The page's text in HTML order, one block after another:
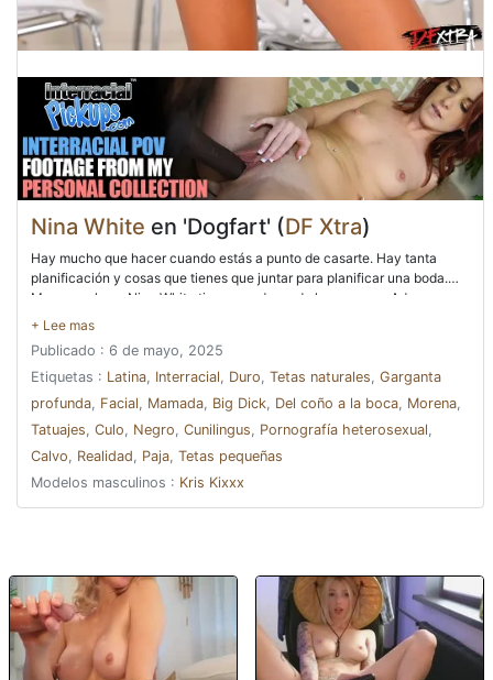
Nina White en 'Dogfart' (DF Xtra)
Hay mucho que hacer cuando estás a punto de casarte. Hay tanta
planificación y cosas que tienes que juntar para planificar una boda.
Menos mal que Nina White tiene una dama de honor como Aderas, que
literalmente está asumiendo el papel de una organizadora de bodas y
semana y las dos damas están en la cocina mirando vestidos de novia
y suministros de boda cuando el prometido y el novio de Nina, Kris
Kixxx, regresan del trabajo y se unen a ellos. Con el culo de Nina
luciendo tan atractivo, usa su pase de uso libre y le levanta la falda y
comienza a follarla en el acto mientras las damas conversan. Al
principio, Aderas está bastante sorprendida, pero una vez que explican
que Kris tenía libre uso de su coño donde y cuando quisiera los jueves,
planificación cuando la boca de Nina está llena de su polla. Aderas
está, por supuesto, fascinada con todo este asunto del uso gratuito y,
obviamente, en un mundo ocupado de multitarea, puede ver cómo es
una herramienta de matrimonio bastante útil. Cuando se dan cuenta de
que la boda también caerá en jueves, ella puede imaginar que esta será
una boda memorable.
Publicado : 6 de mayo, 2025
Etiquetas : Latina, Interracial, Duro, Tetas naturales, Garganta
profunda, Facial, Mamada, Big Dick, Del coño a la boca, Morena,
Tatuajes, Culo, Negro, Cunilingus, Pornografía heterosexual,
Calvo, Realidad, Paja, Tetas pequeñas
Modelos masculinos : Kris Kixxx